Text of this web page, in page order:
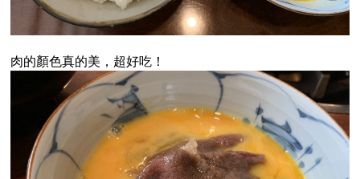
肉的顏色真的美，超好吃！